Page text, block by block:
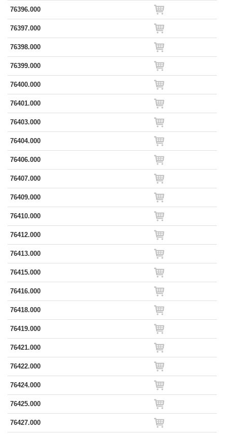
76396.000
76397.000
76398.000
76399.000
76400.000
76401.000
76403.000
76404.000
76406.000
76407.000
76409.000
76410.000
76412.000
76413.000
76415.000
76416.000
76418.000
76419.000
76421.000
76422.000
76424.000
76425.000
76427.000